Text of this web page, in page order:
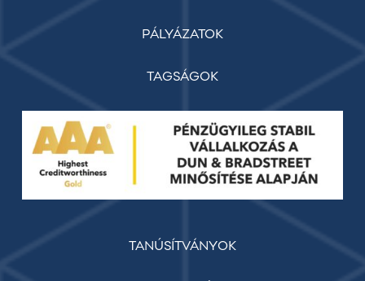
PÁLYÁZATOK
TAGSÁGOK
TANÚSÍTVÁNYOK